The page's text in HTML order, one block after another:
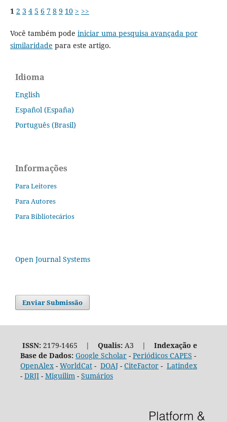
1 2 3 4 5 6 7 8 9 10 > >>
Você também pode iniciar uma pesquisa avançada por
similaridade para este artigo.
Idioma
English
Español (España)
Português (Brasil)
Informações
Para Leitores
Para Autores
Para Bibliotecários
Open Journal Systems
Enviar Submissão
ISSN:2179-1465 | Qualis:A3 | Indexação e
Base de Dados: Google Scholar- Periódicos CAPES -
OpenAlex- WorldCat- DOAJ- CiteFactor- Latindex
- DRJI- Miguilim- Sumários